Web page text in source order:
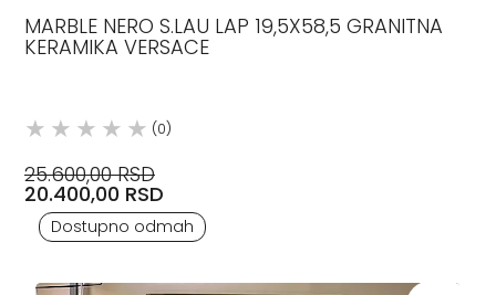
MARBLE NERO S.LAU LAP 19,5X58,5 GRANITNA
KERAMIKA VERSACE
(0)
25.600,00 RSD
20.400,00 RSD
Dostupno odmah